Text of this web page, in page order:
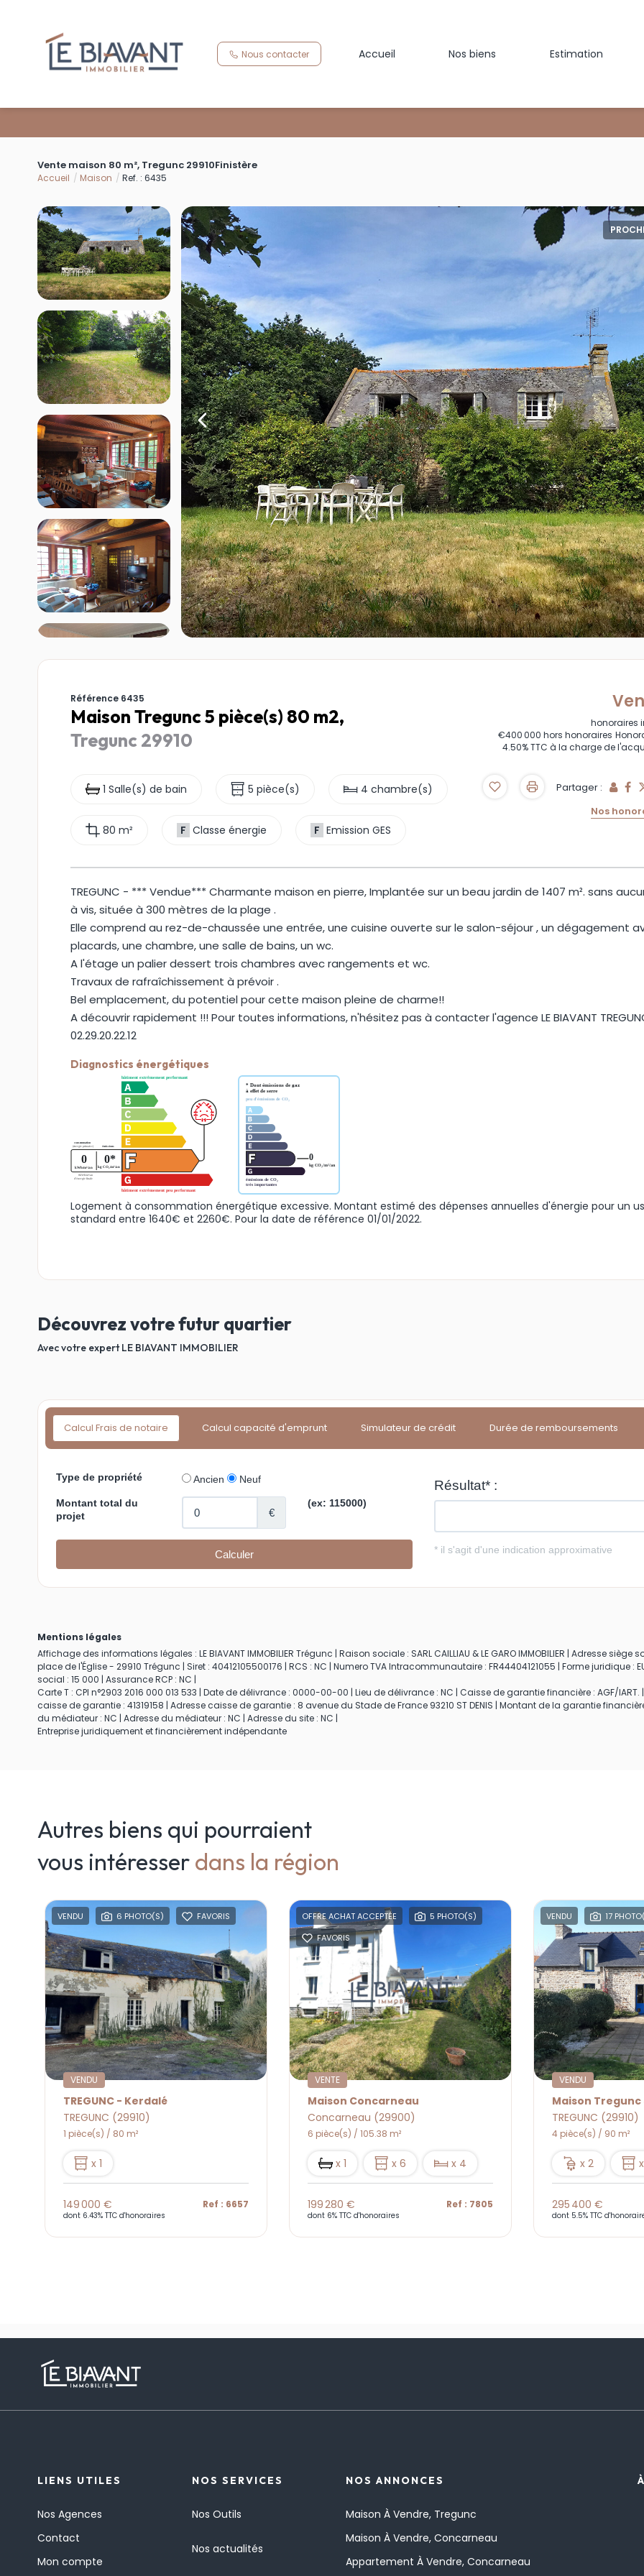
Nous contacter Accueil Nos biens Estimation
Vente maison 80 m², Tregunc 29910Finistère
Accueil Maison Ref. : 6435
Référence 6435
Maison Tregunc 5 pièce(s) 80 m2,
Tregunc 29910
1 Salle(s) de bain 5 pièce(s) 4 chambre(s)
80 m² F Classe énergie F Emission GES
honoraires
€400 000 hors honoraires
4.50% TTC à la charge de
Partager :
Nos
TREGUNC - *** Vendue*** Charmante maison en pierre, Implantée sur un beau jardin de 1407 m². sans
à vis, située à 300 mètres de la plage .
Elle comprend au rez-de-chaussée une entrée, une cuisine ouverte sur le salon-séjour , un dégagement
placards, une chambre, une salle de bains, un wc.
A l'étage un palier dessert trois chambres avec rangements et wc.
Travaux de rafraîchissement à prévoir .
Bel emplacement, du potentiel pour cette maison pleine de charme!!
A découvrir rapidement !!! Pour toutes informations, n'hésitez pas à contacter l'agence LE BIAVANT
02.29.20.22.12
Diagnostics énergétiques
Logement à consommation énergétique excessive. Montant estimé des dépenses annuelles d'énergie pour un
standard entre 1640€ et 2260€. Pour la date de référence 01/01/2022.
Découvrez votre futur quartier
Avec votre expert LE BIAVANT IMMOBILIER
Calcul Frais de notaire Calcul capacité d'emprunt Simulateur de crédit Durée de remboursements
Mentions légales
Affichage des informations légales : LE BIAVANT IMMOBILIER Trégunc | Raison sociale : SARL CAILLIAU & LE GARO IMMOBILIER | Adresse siège
place de l'Église - 29910 Trégunc | Siret : 40412105500176 | RCS : NC | Numero TVA Intracommunautaire : FR44404121055 | Forme juridique :
social : 15 000 | Assurance RCP : NC |
Carte T : CPI n°2903 2016 000 013 533 | Date de délivrance : 0000-00-00 | Lieu de délivrance : NC | Caisse de garantie financière : AGF/IART. |
caisse de garantie : 41319158 | Adresse caisse de garantie : 8 avenue du Stade de France 93210 ST DENIS | Montant de la garantie
du médiateur : NC | Adresse du médiateur : NC | Adresse du site : NC |
Entreprise juridiquement et financièrement indépendante
Autres biens qui pourraient
vous intéresser dans la région
VENDU 6 PHOTO(S) FAVORIS
VENDU
TREGUNC - Kerdalé
TREGUNC (29910)
1 pièce(s) / 80 m²
x 1
149 000 €
dont 6.43% TTC d'honoraires
Ref : 6657
OFFRE ACHAT ACCEPTÉE
5 PHOTO(S)
FAVORIS
VENTE
Maison Concarneau
Concarneau (29900)
6 pièce(s) / 105.38 m²
x 1 x 6 x 4
199 280 €
dont 6% TTC d'honoraires
Ref : 7805
VENDU 17
VENDU
Maison Tregunc
TREGUNC (29910)
4 pièce(s) / 90 m²
x 2
295 400 €
dont 5.5% TTC
LIENS UTILES
Nos Agences
Contact
Mon compte
NOS SERVICES
Nos Outils
Nos actualités
NOS ANNONCES
Maison À Vendre, Tregunc
Maison À Vendre, Concarneau
Appartement À Vendre, Concarneau